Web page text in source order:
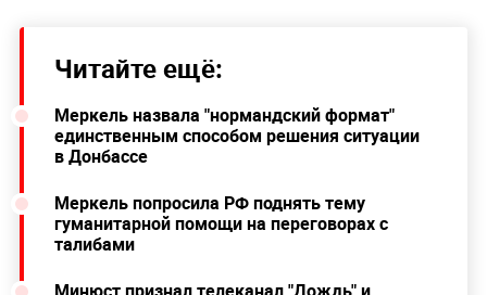
Читайте ещё:
Меркель назвала "нормандский формат"
единственным способом решения ситуации
в Донбассе
Меркель попросила РФ поднять тему
гуманитарной помощи на переговорах с
талибами